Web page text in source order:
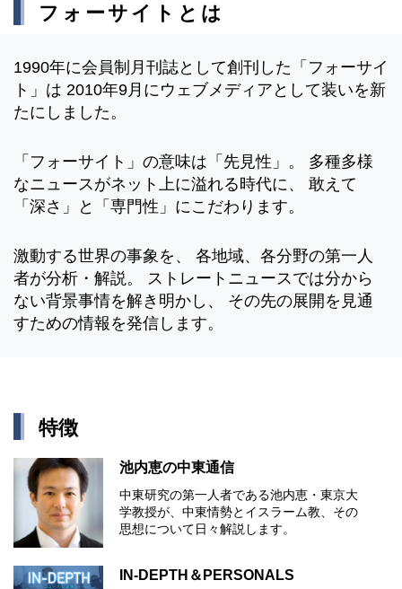
フォーサイトとは
1990年に会員制月刊誌として創刊した「フォーサイ
ト」は 2010年9月にウェブメディアとして装いを新
たにしました。
「フォーサイト」の意味は「先見性」。 多種多様
なニュースがネット上に溢れる時代に、 敢えて
「深さ」と「専門性」にこだわります。
激動する世界の事象を、 各地域、各分野の第一人
者が分析・解説。 ストレートニュースでは分から
ない背景事情を解き明かし、 その先の展開を見通
すための情報を発信します。
特徴
池内恵の中東通信
中東研究の第⼀⼈者である池内恵・東京⼤
学教授が、中東情勢とイスラーム教、その
思想について⽇々解説します。
IN-DEPTH＆PERSONALS